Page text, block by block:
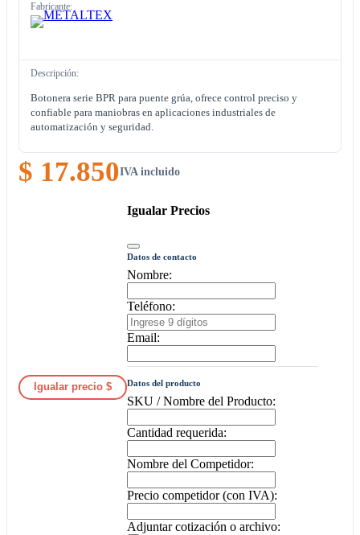
Fabricante:
Descripción:
Botonera serie BPR para puente grúa, ofrece control preciso y
confiable para maniobras en aplicaciones industriales de
automatización y seguridad.
$ 17.850IVA incluido
Igualar precio $
Igualar Precios
Datos de contacto
Nombre:
Teléfono:
Email:
Datos del producto
SKU / Nombre del Producto:
Cantidad requerida:
Nombre del Competidor:
Precio competidor (con IVA):
Adjuntar cotización o archivo: